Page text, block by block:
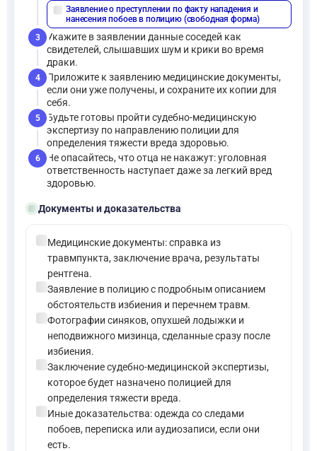
Заявление о преступлении по факту нападения и
нанесения побоев в полицию (свободная форма)
3
Укажите в заявлении данные соседей как
свидетелей, слышавших шум и крики во время
драки.
4
Приложите к заявлению медицинские документы,
если они уже получены, и сохраните их копии для
себя.
5
Будьте готовы пройти судебно-медицинскую
экспертизу по направлению полиции для
определения тяжести вреда здоровью.
6
Не опасайтесь, что отца не накажут: уголовная
ответственность наступает даже за легкий вред
здоровью.
folder_openДокументы и доказательства
Медицинские документы: справка из
травмпункта, заключение врача, результаты
рентгена.
Заявление в полицию с подробным описанием
обстоятельств избиения и перечнем травм.
Фотографии синяков, опухшей лодыжки и
неподвижного мизинца, сделанные сразу после
избиения.
Заключение судебно-медицинской экспертизы,
которое будет назначено полицией для
определения тяжести вреда.
Иные доказательства: одежда со следами
побоев, переписка или аудиозаписи, если они
есть.